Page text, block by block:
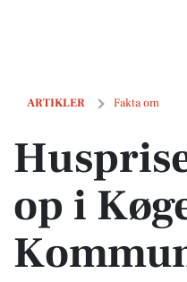
ARTIKLER Fakta om
Huspriserne går op i Køge
op i